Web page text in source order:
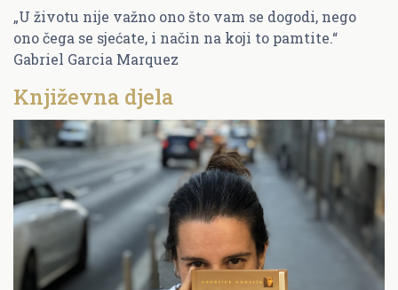
„U životu nije važno ono što vam se dogodi, nego
ono čega se sjećate, i način na koji to pamtite.“
Gabriel Garcia Marquez
Književna djela